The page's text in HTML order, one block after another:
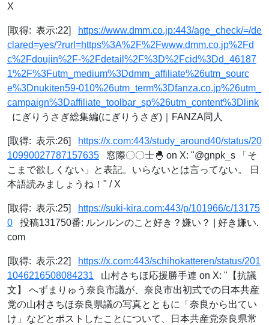
X
[取得: 表示:22]
https://www.dmm.co.jp:443/age_check/=/de
clared=yes/?rurl=https%3A%2F%2Fwww.dmm.co.jp%2Fd
c%2Fdoujin%2F-%2Fdetail%2F%3D%2Fcid%3Dd_46187
1%2F%3Futm_medium%3Ddmm_affiliate%26utm_sourc
e%3Dnukiten59-010%26utm_term%3Dfanza.co.jp%26utm_
campaign%3Daffiliate_toolbar_sp%26utm_content%3Dlink
にぎりうさぎ総集編(にぎりうさぎ)｜FANZA同人
[取得: 表示:26]
https://x.com:443/study_around40/status/20
10990027787157635 窓際〇〇士🐣 on X: "@gnpk_s 「そ
こまで欲しくない」と表記。いらないとは言ってない。 日
本語読みましょうね！" / X
[取得: 表示:25]
https://suki-kira.com:443/p/101966/c/13175
0 投稿131750番: ルンルンのこと好き？嫌い？ | 好き嫌い.
com
[取得: 表示:22]
https://x.com:443/schihokatteren/status/201
1046216508084231 山村さちほ応援勝手連 on X: "【抗議
文】 へずまりゅう奈良市議が、奈良市出初式での日本共産
党の山村さちほ奈良県議の写真とともに「奈良から出てい
け」などとポストしたことについて、日本共産党奈良県常